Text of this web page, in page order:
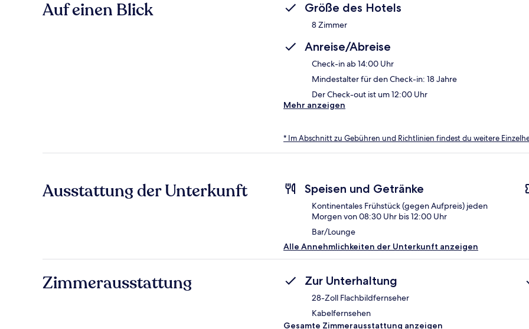
Auf einen Blick Größe des Hotels
8 Zimmer
Anreise/Abreise
Check-in ab 14:00 Uhr
Mindestalter für den Check-in: 18 Jahre
Der Check-out ist um 12:00 Uhr
Mehr anzeigen
* Im Abschnitt zu Gebühren und Richtlinien findest du weitere
Ausstattung der Unterkunft Speisen und Getränke
Kontinentales Frühstück (gegen Aufpreis) jeden
Morgen von 08:30 Uhr bis 12:00 Uhr
Bar/Lounge
Alle Annehmlichkeiten der Unterkunft anzeigen
Zimmerausstattung Zur Unterhaltung
28-Zoll Flachbildfernseher
Kabelfernsehen
Gesamte Zimmerausstattung anzeigen